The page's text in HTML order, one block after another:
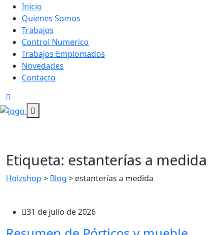
Inicio
Quienes Somos
Trabajos
Control Numerico
Trabajos Emplomados
Novedades
Contacto
Etiqueta: estanterías a medida
Holzshop > Blog > estanterías a medida
31 de julio de 2026